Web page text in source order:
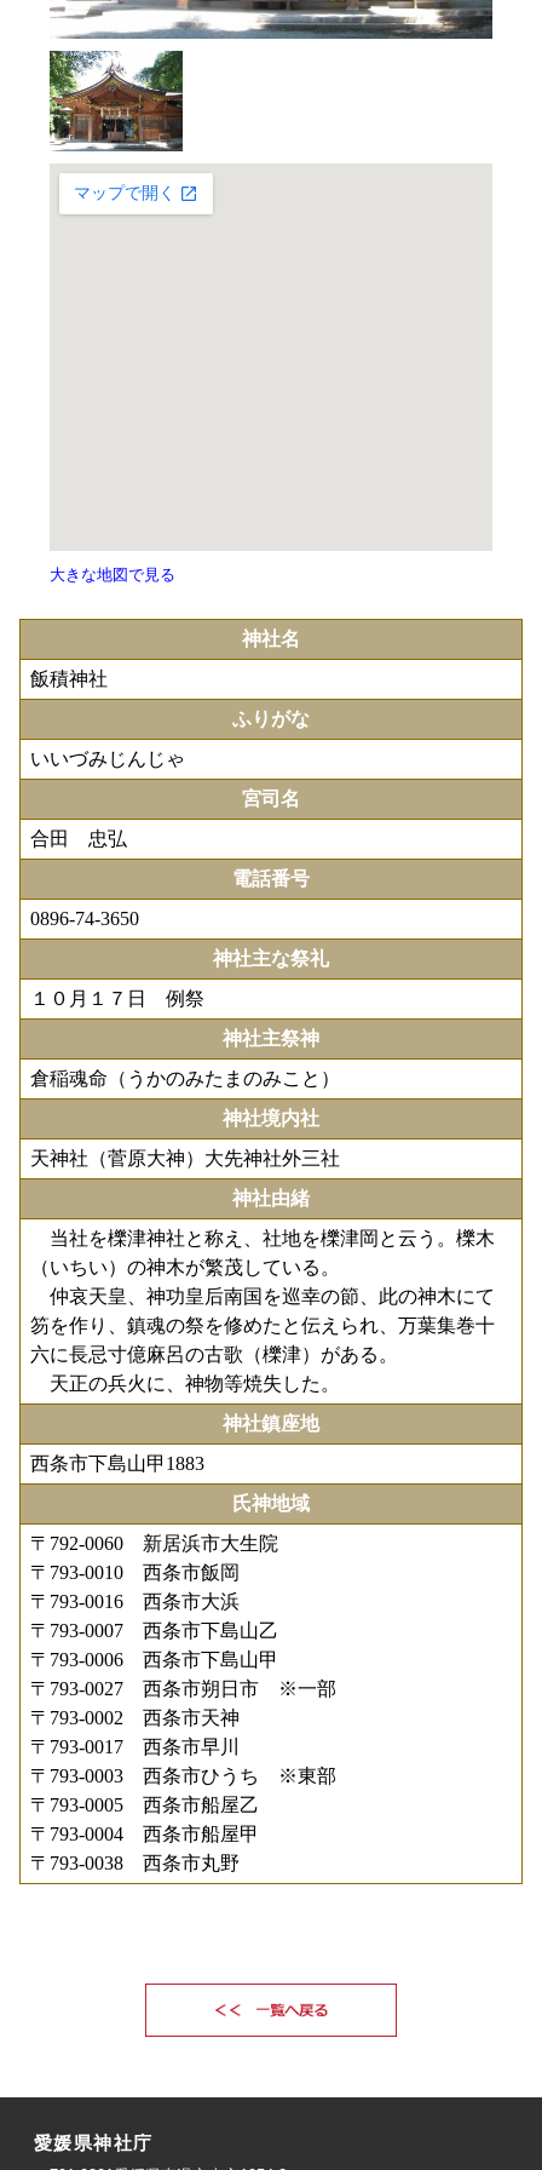
大きな地図で見る
神社名
飯積神社
ふりがな
いいづみじんじゃ
宮司名
合田 忠弘
電話番号
0896-74-3650
神社主な祭礼
１０月１７日 例祭
神社主祭神
倉稲魂命（うかのみたまのみこと）
神社境内社
天神社（菅原大神）大先神社外三社
神社由緒
当社を櫟津神社と称え、社地を櫟津岡と云う。櫟木
（いちい）の神木が繁茂している。
仲哀天皇、神功皇后南国を巡幸の節、此の神木にて
笏を作り、鎮魂の祭を修めたと伝えられ、万葉集巻十
六に長忌寸億麻呂の古歌（櫟津）がある。
天正の兵火に、神物等焼失した。
神社鎮座地
西条市下島山甲1883
氏神地域
〒792-0060 新居浜市大生院
〒793-0010 西条市飯岡
〒793-0016 西条市大浜
〒793-0007 西条市下島山乙
〒793-0006 西条市下島山甲
〒793-0027 西条市朔日市 ※一部
〒793-0002 西条市天神
〒793-0017 西条市早川
〒793-0003 西条市ひうち ※東部
〒793-0005 西条市船屋乙
〒793-0004 西条市船屋甲
〒793-0038 西条市丸野
愛媛県神社庁